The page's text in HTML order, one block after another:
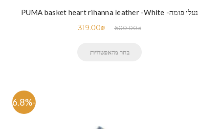
נעלי פומה- PUMA basket heart rihanna leather -White
600.00₪
319.00₪
בחר מהאפשרויות
-46.8%